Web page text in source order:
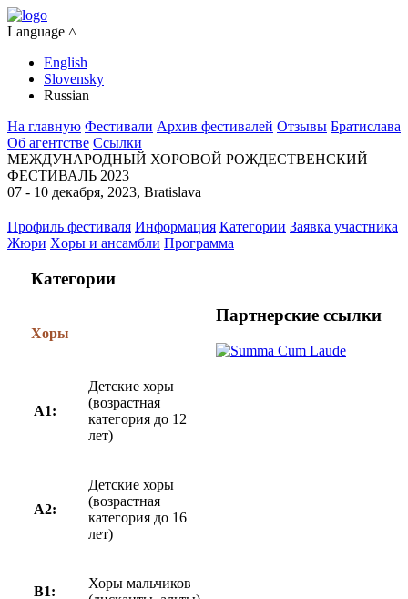
Language ˄
English
Slovensky
Russian
На главную Фестивали Архив фестивалей Отзывы Братислава
Об агентстве Ссылки
МЕЖДУНАРОДНЫЙ ХОРОВОЙ РОЖДЕСТВЕНСКИЙ
ФЕСТИВАЛЬ 2023
07 - 10 декабря, 2023, Bratislava
Профиль фестиваля Информация Категории Заявка участника
Жюри Xоры и ансамбли Программа
Категории
Xоры
A1:
Детские хоры
(возрастная
категория до 12
лет)
A2:
Детские хоры
(возрастная
категория до 16
лет)
B1:
Хоры мальчиков
Партнерские ссылки